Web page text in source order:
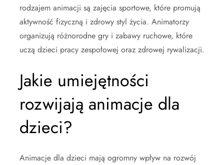
rodzajem animacji są zajęcia sportowe, które promują
aktywność fizyczną i zdrowy styl życia. Animatorzy
organizują różnorodne gry i zabawy ruchowe, które
uczą dzieci pracy zespołowej oraz zdrowej rywalizacji.
Jakie umiejętności
rozwijają animacje dla
dzieci?
Animacje dla dzieci mają ogromny wpływ na rozwój